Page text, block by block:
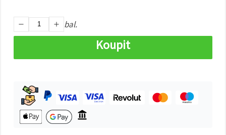
Přijmout
Nastavení
bal.
Koupit